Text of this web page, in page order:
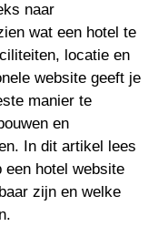
naar
wat een hotel te
locatie en
website geeft je
manier te
en
In dit artikel lees
hotel website
zijn en welke